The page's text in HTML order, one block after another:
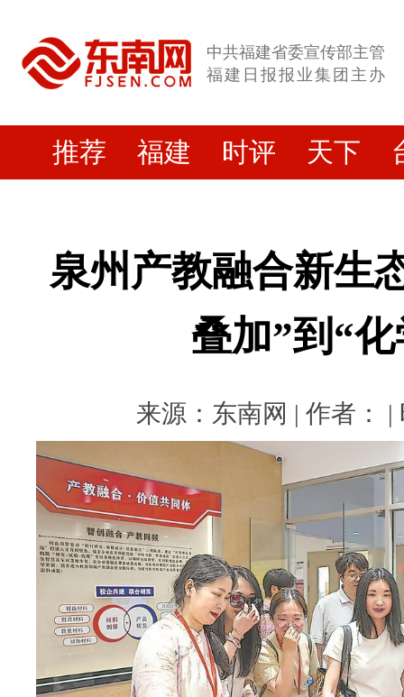
中共福建省委宣传部主管
福建日报报业集团主办
推荐 福建 时评 天下
泉州产教融合新生
叠加”到“
来源：东南网 | 作者： |